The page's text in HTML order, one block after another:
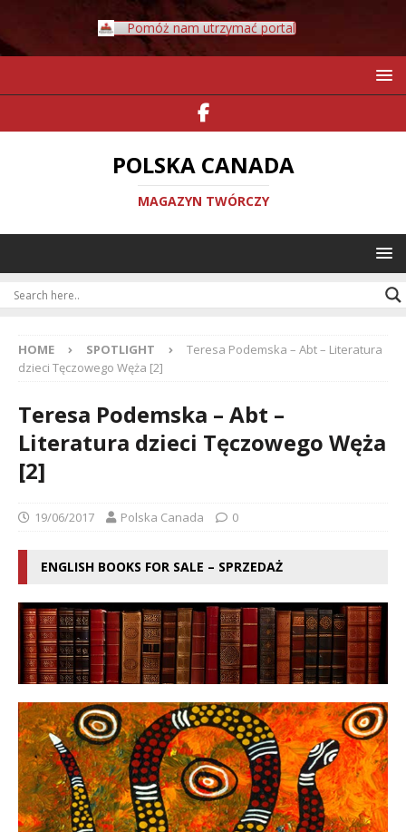
Pomóż nam utrzymać portal
POLSKA CANADA
MAGAZYN TWÓRCZY
HOME SPOTLIGHT
Teresa Podemska – Abt – Literatura
dzieci Tęczowego Węża [2]
Teresa Podemska – Abt –
Literatura dzieci Tęczowego Węża
[2]
19/06/2017 Polska Canada 0
ENGLISH BOOKS FOR SALE – SPRZEDAŻ